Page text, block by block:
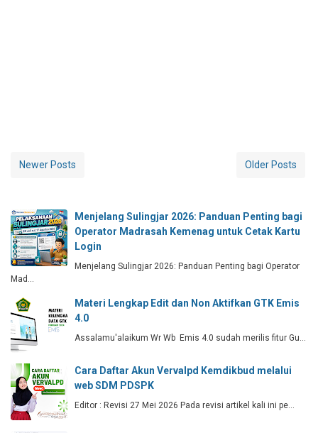
Newer Posts Older Posts
Menjelang Sulingjar 2026: Panduan Penting bagi
Operator Madrasah Kemenag untuk Cetak Kartu
Login
Menjelang Sulingjar 2026: Panduan Penting bagi Operator
Mad…
Materi Lengkap Edit dan Non Aktifkan GTK Emis
4.0
Assalamu'alaikum Wr Wb Emis 4.0 sudah merilis fitur Gu…
Cara Daftar Akun Vervalpd Kemdikbud melalui
web SDM PDSPK
Editor : Revisi 27 Mei 2026 Pada revisi artikel kali ini pe…